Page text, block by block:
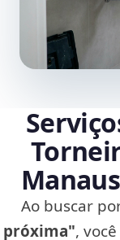
Ao buscar
próxima",